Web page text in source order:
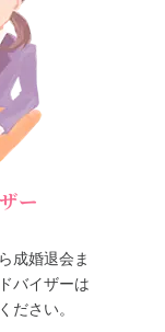
ー
成婚退会ま
バイザーは
ださい。